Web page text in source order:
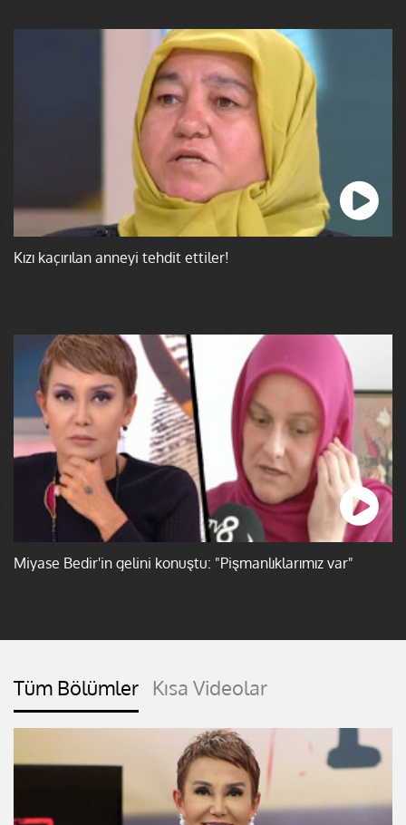
Kızı kaçırılan anneyi tehdit ettiler!
Miyase Bedir'in gelini konuştu: "Pişmanlıklarımız var"
Tüm Bölümler Kısa Videolar